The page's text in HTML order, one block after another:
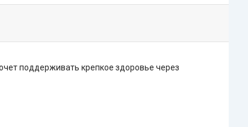
поддерживать крепкое здоровье через